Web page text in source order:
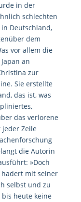
in der
schlechten
Deutschland,
dem
vor allem die
an
zur
Sie erstellte
das ist, was
das verlorene
Zeile
die Autorin
»Doch
mit seiner
selbst und zu
bis heute keine